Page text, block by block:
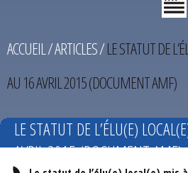
ACCUEIL/ARTICLES/LE STATUT DE
AU 16 AVRIL 2015 (DOCUMENT AMF)
LE STATUT DE L’ÉLU(E)
AVRIL 2015 (DOCUMENT AMF)